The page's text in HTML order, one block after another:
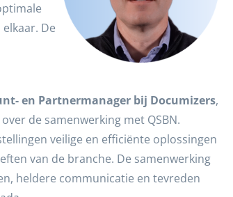
De
en Partnermanager bij Documizers,
de samenwerking met QSBN.
veilige en efficiënte oplossingen
van de branche. De samenwerking
heldere communicatie en tevreden